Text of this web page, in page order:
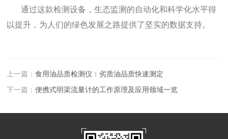
通过这款检测设备，生态监测的自动化和科学化水平得
以提升，为人们的绿色发展之路提供了坚实的数据支持。
上一篇：食用油品质检测仪：劣质油品质快速测定
下一篇：便携式明渠流量计的工作原理及应用领域一览